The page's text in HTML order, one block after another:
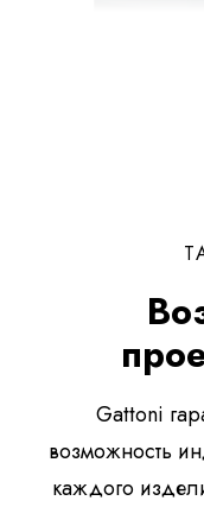
Gattoni
возможность
каждого